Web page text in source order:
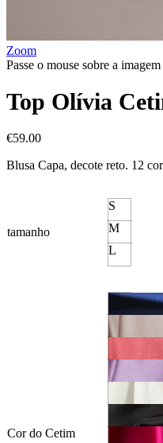
Zoom
Passe o mouse sobre a
Top Olívia
€59.00
Blusa Capa, decote reto. 12
tamanho
S
M
L
Cor do Cetim